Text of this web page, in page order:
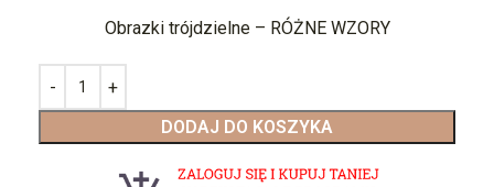
Obrazki trójdzielne – RÓŻNE WZORY
DODAJ DO KOSZYKA